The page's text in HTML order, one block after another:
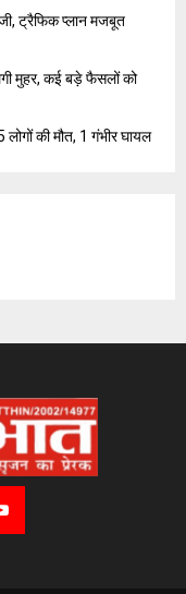
ट्रैफिक प्लान मजबूत
मुहर, कई बड़े फैसलों को
लोगों की मौत, 1 गंभीर घायल